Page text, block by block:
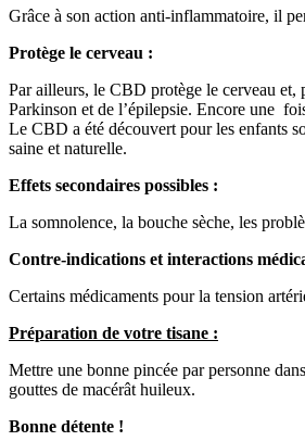
Grâce à son action anti-inflammatoire, il
Protège le cerveau :
Par ailleurs, le CBD protège le cerveau
Parkinson et de l’épilepsie. Encore une
Le CBD a été découvert pour les enfants
saine et naturelle.
Effets secondaires possibles :
La somnolence, la bouche sèche, les
Contre-indications et interactions
Certains médicaments pour la tension
Préparation de votre tisane :
Mettre une bonne pincée par personne
gouttes de macérât huileux.
Bonne détente !